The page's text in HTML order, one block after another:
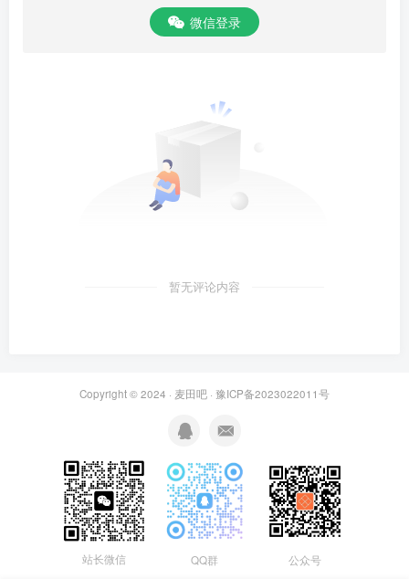
微信登录
暂无评论内容
Copyright © 2024 · 麦田吧 · 豫ICP备2023022011号
站长微信 QQ群 公众号